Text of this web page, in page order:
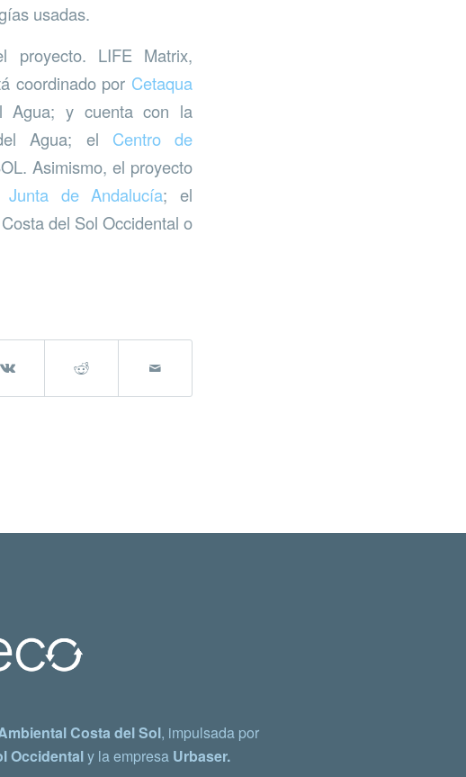
usadas.
proyecto. LIFE Matrix,
coordinado por Cetaqua
Agua; y cuenta con la
Agua; el Centro de
Asimismo, el proyecto
Junta de Andalucía; el
del Sol Occidental o
Costa del Sol, impulsada por
Occidentaly la empresa Urbaser.